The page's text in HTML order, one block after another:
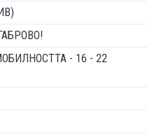
- 16 - 22